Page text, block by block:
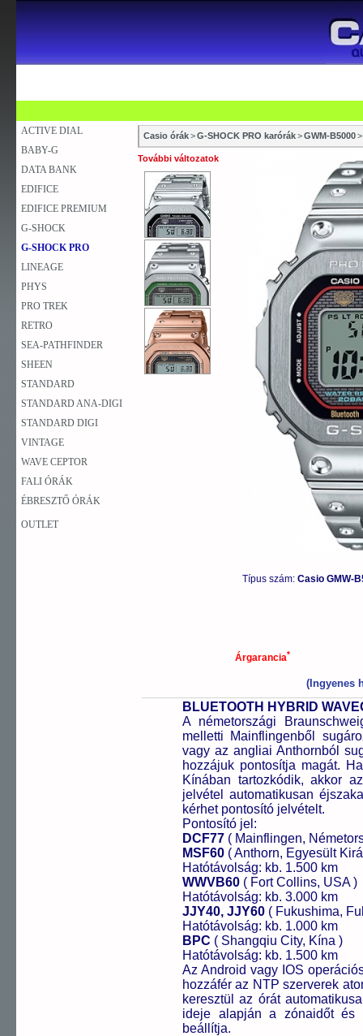
ACTIVE DIAL
BABY-G
DATA BANK
EDIFICE
EDIFICE PREMIUM
G-SHOCK
G-SHOCK PRO
LINEAGE
PHYS
PRO TREK
RETRO
SEA-PATHFINDER
SHEEN
STANDARD
STANDARD ANA-DIGI
STANDARD DIGI
VINTAGE
WAVE CEPTOR
FALI ÓRÁK
ÉBRESZTŐ ÓRÁK
OUTLET
Casio órák>G-SHOCK PRO karórák>GWM-B5000>
További változatok
Típus szám: Casio GMW-
Árgarancia*
(Ingyenes
BLUETOOTH HYBRID
A németországi
melletti Mainflingenből
vagy az angliai Anthornból
hozzájuk pontosítja magát.
Kínában tartozkódik, akkor
jelvétel automatikusan
kérhet pontosító jelvételt.
Pontosító jel:
DCF77 ( Mainflingen,
MSF60 ( Anthorn, Egyesült
Hatótávolság: kb. 1.500 km
WWVB60 ( Fort Collins, USA )
Hatótávolság: kb. 3.000 km
JJY40, JJY60 ( Fukushima,
Hatótávolság: kb. 1.000 km
BPC ( Shangqiu City, Kína )
Hatótávolság: kb. 1.500 km
Az Android vagy IOS
hozzáfér az NTP szerverek
keresztül az órát
ideje alapján a zónaidőt és
beállítja.